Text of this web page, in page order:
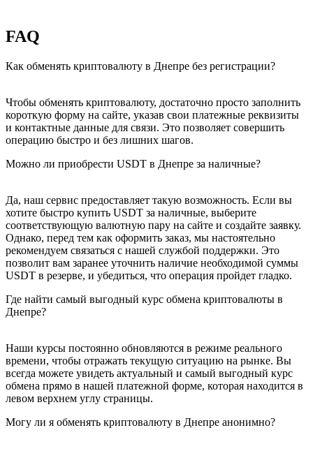
FAQ
Как обменять криптовалюту в Днепре без регистрации?
Чтобы обменять криптовалюту, достаточно просто заполнить
короткую форму на сайте, указав свои платежные реквизиты
и контактные данные для связи. Это позволяет совершить
операцию быстро и без лишних шагов.
Можно ли приобрести USDT в Днепре за наличные?
Да, наш сервис предоставляет такую возможность. Если вы
хотите быстро купить USDT за наличные, выберите
соответствующую валютную пару на сайте и создайте заявку.
Однако, перед тем как оформить заказ, мы настоятельно
рекомендуем связаться с нашей службой поддержки. Это
позволит вам заранее уточнить наличие необходимой суммы
USDT в резерве, и убедиться, что операция пройдет гладко.
Где найти самый выгодный курс обмена криптовалюты в
Днепре?
Наши курсы постоянно обновляются в режиме реального
времени, чтобы отражать текущую ситуацию на рынке. Вы
всегда можете увидеть актуальный и самый выгодный курс
обмена прямо в нашей платежной форме, которая находится в
левом верхнем углу страницы.
Могу ли я обменять криптовалюту в Днепре анонимно?